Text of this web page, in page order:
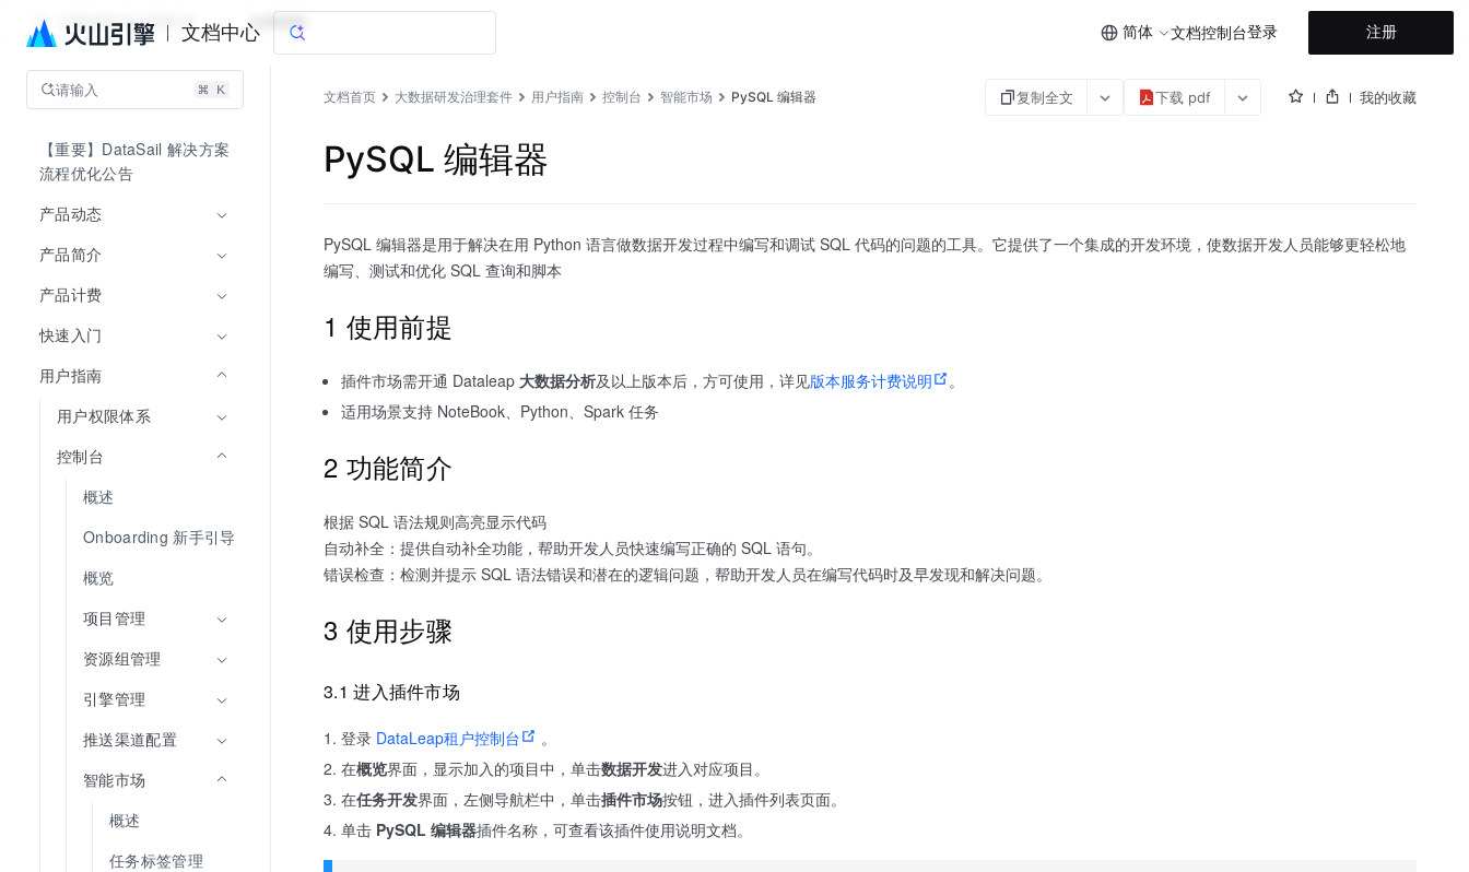
文档中心 简体 文档控制台登录 注册
大数据研发治理套件 文档指南
请输入
【重要】DataSail 解决方案
流程优化公告
产品动态
产品简介
产品计费
快速入门
用户指南
用户权限体系
控制台
概述
Onboarding 新手引导
概览
项目管理
资源组管理
引擎管理
推送渠道配置
智能市场
概述
任务标签管理
文档首页 大数据研发治理套件 用户指南 控制台 智能市场 PySQL 编辑器 复制全文 下载 pdf 我的收藏
PySQL 编辑器
PySQL 编辑器是用于解决在用 Python 语言做数据开发过程中编写和调试 SQL 代码的问题的工具。它提供了一个集成的开发环境，使数据开发人员能够更轻松地
编写、测试和优化 SQL 查询和脚本
1 使用前提
插件市场需开通 Dataleap 大数据分析及以上版本后，方可使用，详见版本服务计费说明
。
适用场景支持 NoteBook、Python、Spark 任务
2 功能简介
根据 SQL 语法规则高亮显示代码
自动补全：提供自动补全功能，帮助开发人员快速编写正确的 SQL 语句。
错误检查：检测并提示 SQL 语法错误和潜在的逻辑问题，帮助开发人员在编写代码时及早发现和解决问题。
3 使用步骤
3.1 进入插件市场
登录 DataLeap租户控制台
。
在概览界面，显示加入的项目中，单击数据开发进入对应项目。
在任务开发界面，左侧导航栏中，单击插件市场按钮，进入插件列表页面。
单击 PySQL 编辑器插件名称，可查看该插件使用说明文档。